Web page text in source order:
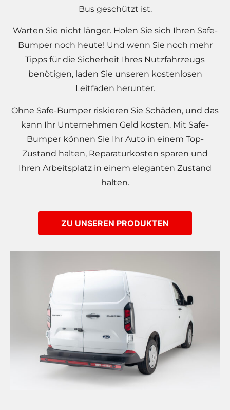
Bus geschützt ist.
Warten Sie nicht länger. Holen Sie sich Ihren Safe-
Bumper noch heute! Und wenn Sie noch mehr
Tipps für die Sicherheit Ihres Nutzfahrzeugs
benötigen, laden Sie unseren kostenlosen
Leitfaden herunter.
Ohne Safe-Bumper riskieren Sie Schäden, und das
kann Ihr Unternehmen Geld kosten. Mit Safe-
Bumper können Sie Ihr Auto in einem Top-
Zustand halten, Reparaturkosten sparen und
Ihren Arbeitsplatz in einem eleganten Zustand
halten.
ZU UNSEREN PRODUKTEN